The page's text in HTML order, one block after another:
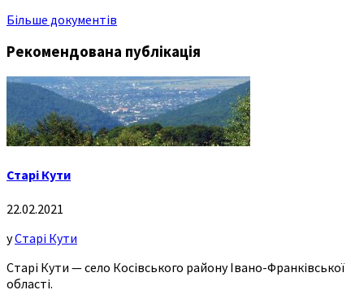
Більше документів
Рекомендована публікація
Старі Кути
22.02.2021
уСтарі Кути
Старі Кути — село Косівського району Івано-Франківської
області.